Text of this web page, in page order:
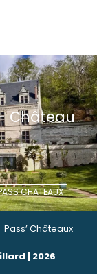
Château
CHATEAUX
Pass’ Châteaux
| 2026